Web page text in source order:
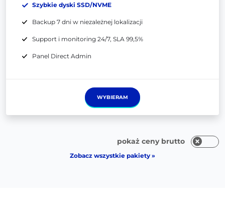
Szybkie dyski SSD/NVME
Backup 7 dni w niezależnej lokalizacji
Support i monitoring 24/7, SLA 99,5%
Panel Direct Admin
WYBIERAM
pokaż ceny brutto
Zobacz wszystkie pakiety »